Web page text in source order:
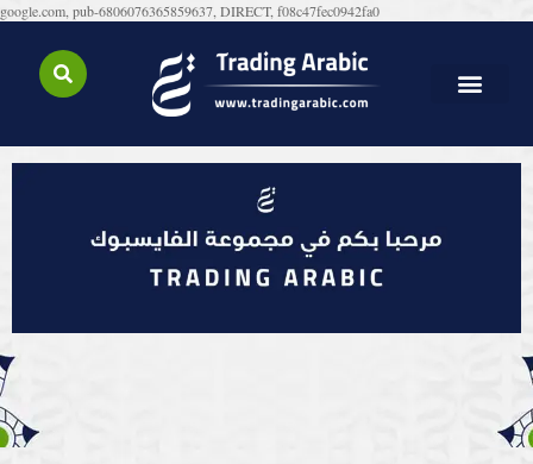
google.com, pub-6806076365859637, DIRECT, f08c47fec0942fa0